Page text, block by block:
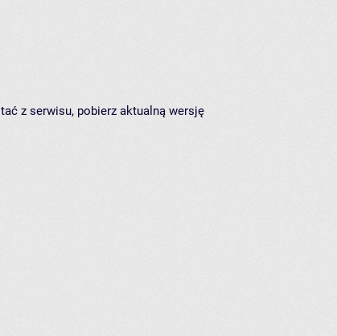
z serwisu, pobierz aktualną wersję